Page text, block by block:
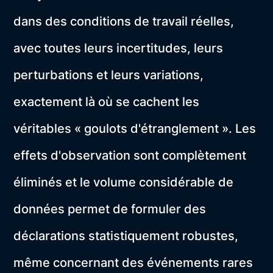
dans des conditions de travail réelles,
avec toutes leurs incertitudes, leurs
perturbations et leurs variations,
exactement là où se cachent les
véritables « goulots d'étranglement ». Les
effets d'observation sont complètement
éliminés et le volume considérable de
données permet de formuler des
déclarations statistiquement robustes,
même concernant des événements rares